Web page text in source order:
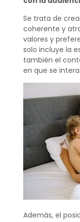
Se trata de
coherente y
valores y
solo incluye la
también el
en que se
Además, el